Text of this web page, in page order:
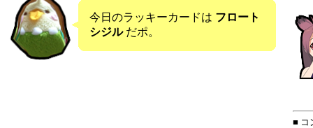
今日のラッキーカードは フロート
シジル だポ。
■ コ